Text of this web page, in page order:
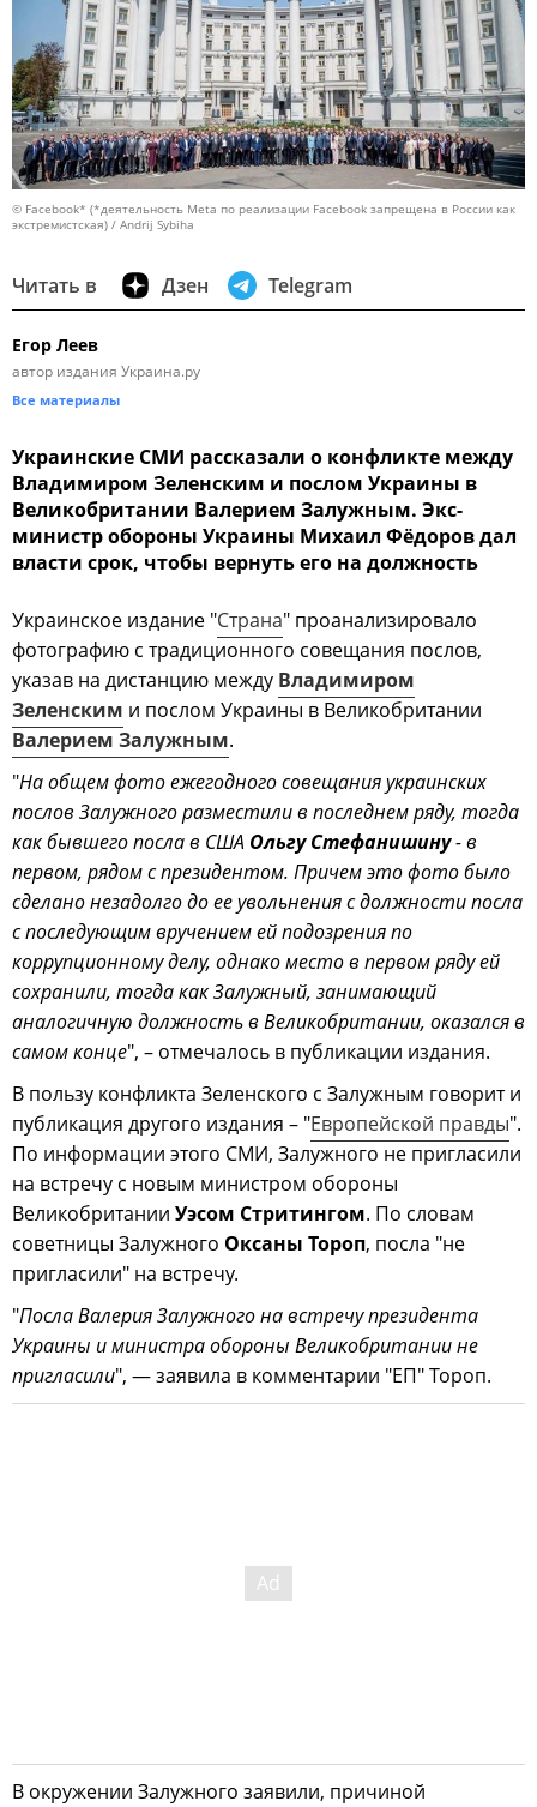
© Facebook* (*деятельность Meta по реализации Facebook запрещена в России как
экстремистская) / Andrij Sybiha
Читать в Дзен Telegram
Егор Леев
автор издания Украина.ру
Все материалы
Украинские СМИ рассказали о конфликте между
Владимиром Зеленским и послом Украины в
Великобритании Валерием Залужным. Экс-
министр обороны Украины Михаил Фёдоров дал
власти срок, чтобы вернуть его на должность
Украинское издание "Страна" проанализировало
фотографию с традиционного совещания послов,
указав на дистанцию между Владимиром
Зеленским и послом Украины в Великобритании
Валерием Залужным.
"На общем фото ежегодного совещания украинских
послов Залужного разместили в последнем ряду, тогда
как бывшего посла в США Ольгу Стефанишину- в
первом, рядом с президентом. Причем это фото было
сделано незадолго до ее увольнения с должности посла
с последующим вручением ей подозрения по
коррупционному делу, однако место в первом ряду ей
сохранили, тогда как Залужный, занимающий
аналогичную должность в Великобритании, оказался в
самом конце", – отмечалось в публикации издания.
В пользу конфликта Зеленского с Залужным говорит и
публикация другого издания – "Европейской правды".
По информации этого СМИ, Залужного не пригласили
на встречу с новым министром обороны
Великобритании Уэсом Стритингом. По словам
советницы Залужного Оксаны Тороп, посла "не
пригласили" на встречу.
"Посла Валерия Залужного на встречу президента
Украины и министра обороны Великобритании не
пригласили", — заявила в комментарии "ЕП" Тороп.
В окружении Залужного заявили, причиной